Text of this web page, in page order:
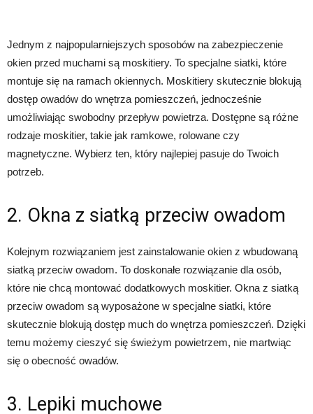
Jednym z najpopularniejszych sposobów na zabezpieczenie
okien przed muchami są moskitiery. To specjalne siatki, które
montuje się na ramach okiennych. Moskitiery skutecznie blokują
dostęp owadów do wnętrza pomieszczeń, jednocześnie
umożliwiając swobodny przepływ powietrza. Dostępne są różne
rodzaje moskitier, takie jak ramkowe, rolowane czy
magnetyczne. Wybierz ten, który najlepiej pasuje do Twoich
potrzeb.
2. Okna z siatką przeciw owadom
Kolejnym rozwiązaniem jest zainstalowanie okien z wbudowaną
siatką przeciw owadom. To doskonałe rozwiązanie dla osób,
które nie chcą montować dodatkowych moskitier. Okna z siatką
przeciw owadom są wyposażone w specjalne siatki, które
skutecznie blokują dostęp much do wnętrza pomieszczeń. Dzięki
temu możemy cieszyć się świeżym powietrzem, nie martwiąc
się o obecność owadów.
3. Lepiki muchowe